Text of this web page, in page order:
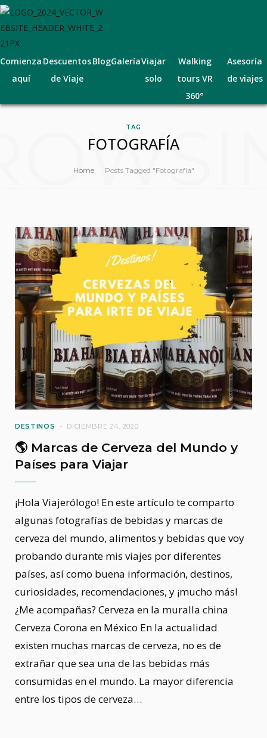
Comienza
aquí
Descuentos
de Viaje
BlogGaleríaViajar
solo
Walking
tours VR
360°
Asesoría
de viajes
TAG
FOTOGRAFÍA
Home Posts Tagged "Fotografía"
DESTINOS DICIEMBRE 24, 2020
🌎 Marcas de Cerveza del Mundo y
Países para Viajar
¡Hola Viajerólogo! En este artículo te comparto
algunas fotografías de bebidas y marcas de
cerveza del mundo, alimentos y bebidas que voy
probando durante mis viajes por diferentes
países, así como buena información, destinos,
curiosidades, recomendaciones, y ¡mucho más!
¿Me acompañas? Cerveza en la muralla china
Cerveza Corona en México En la actualidad
existen muchas marcas de cerveza, no es de
extrañar que sea una de las bebidas más
consumidas en el mundo. La mayor diferencia
entre los tipos de cerveza…